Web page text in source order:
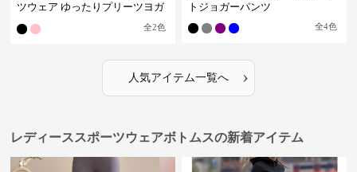
ツウェア ゆったりプリーツヨガ
全2色
トジョガーパンツ
全4色
人気アイテム一覧へ ›
レディーススポーツウェアボトムスの新着アイテム